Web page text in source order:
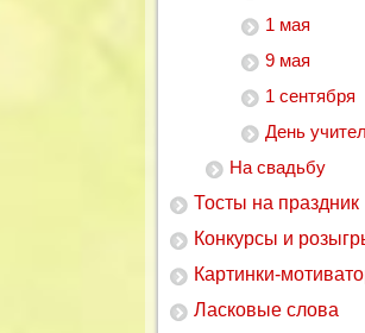
1 мая
9 мая
1 сентября
День
На свадьбу
Тосты на праздник
Конкурсы и
Картинки-
Ласковые слова